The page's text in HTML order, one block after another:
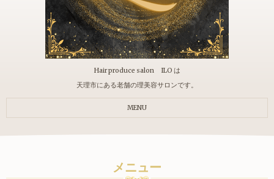
Hair produce salon ILO は
天理市にある老舗の理美容サロンです。
MENU
メニュー